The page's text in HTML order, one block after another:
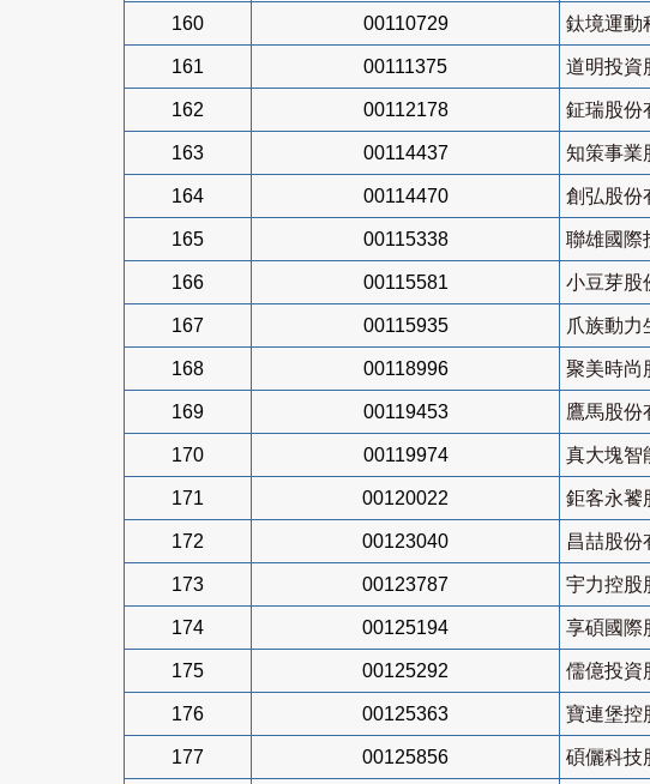
160 00110729 鈦境運動
161 00111375 道明投資
162 00112178 鉦瑞股份
163 00114437 知策事業
164 00114470 創弘股份
165 00115338 聯雄國際
166 00115581 小豆芽股
167 00115935 爪族動力
168 00118996 聚美時尚
169 00119453 鷹馬股份
170 00119974 真大塊智
171 00120022 鉅客永饕
172 00123040 昌喆股份
173 00123787 宇力控股
174 00125194 享碩國際
175 00125292 儒億投資
176 00125363 寶連堡控
177 00125856 碩儷科技